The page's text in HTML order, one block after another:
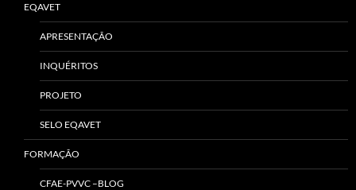
EQAVET
APRESENTAÇÃO
INQUÉRITOS
PROJETO
SELO EQAVET
FORMAÇÃO
CFAE-PVVC –BLOG